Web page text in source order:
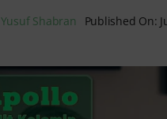
Yusuf Shabran Published On: